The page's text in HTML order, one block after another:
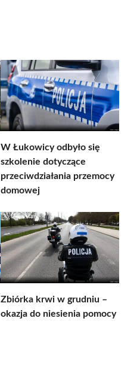
W Łukowicy odbyło się
szkolenie dotyczące
przeciwdziałania przemocy
domowej
Zbiórka krwi w grudniu –
okazja do niesienia pomocy